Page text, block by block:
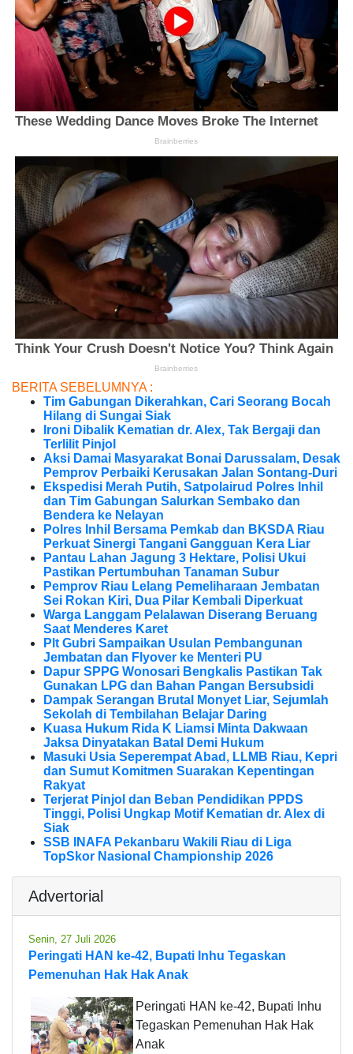
BERITA SEBELUMNYA :
Tim Gabungan Dikerahkan, Cari Seorang Bocah
Hilang di Sungai Siak
Ironi Dibalik Kematian dr. Alex, Tak Bergaji dan
Terlilit Pinjol
Aksi Damai Masyarakat Bonai Darussalam, Desak
Pemprov Perbaiki Kerusakan Jalan Sontang-Duri
Ekspedisi Merah Putih, Satpolairud Polres Inhil
dan Tim Gabungan Salurkan Sembako dan
Bendera ke Nelayan
Polres Inhil Bersama Pemkab dan BKSDA Riau
Perkuat Sinergi Tangani Gangguan Kera Liar
Pantau Lahan Jagung 3 Hektare, Polisi Ukui
Pastikan Pertumbuhan Tanaman Subur
Pemprov Riau Lelang Pemeliharaan Jembatan
Sei Rokan Kiri, Dua Pilar Kembali Diperkuat
Warga Langgam Pelalawan Diserang Beruang
Saat Menderes Karet
Plt Gubri Sampaikan Usulan Pembangunan
Jembatan dan Flyover ke Menteri PU
Dapur SPPG Wonosari Bengkalis Pastikan Tak
Gunakan LPG dan Bahan Pangan Bersubsidi
Dampak Serangan Brutal Monyet Liar, Sejumlah
Sekolah di Tembilahan Belajar Daring
Kuasa Hukum Rida K Liamsi Minta Dakwaan
Jaksa Dinyatakan Batal Demi Hukum
Masuki Usia Seperempat Abad, LLMB Riau, Kepri
dan Sumut Komitmen Suarakan Kepentingan
Rakyat
Terjerat Pinjol dan Beban Pendidikan PPDS
Tinggi, Polisi Ungkap Motif Kematian dr. Alex di
Siak
SSB INAFA Pekanbaru Wakili Riau di Liga
TopSkor Nasional Championship 2026
Advertorial
Senin, 27 Juli 2026
Peringati HAN ke-42, Bupati Inhu Tegaskan
Pemenuhan Hak Hak Anak
Peringati HAN ke-42, Bupati Inhu
Tegaskan Pemenuhan Hak Hak
Anak